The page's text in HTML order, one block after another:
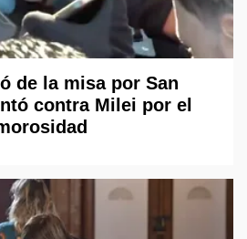
de la misa por San
contra Milei por el